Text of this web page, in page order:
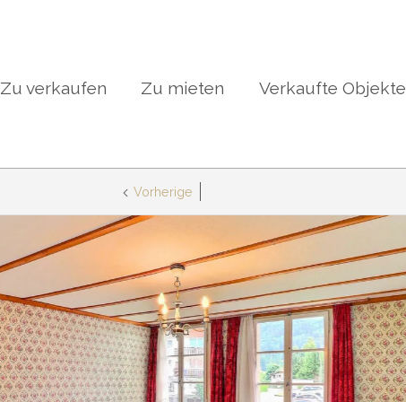
Zu verkaufen Zu mieten Verkaufte Objekte
Vorherige